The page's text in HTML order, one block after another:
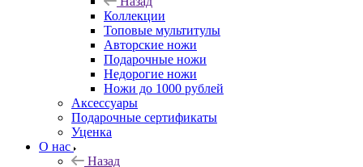
Коллекции
Топовые мультитулы
Авторские ножи
Подарочные ножи
Недорогие ножи
Ножи до 1000 рублей
Аксессуары
Подарочные сертификаты
Уценка
О нас
Назад